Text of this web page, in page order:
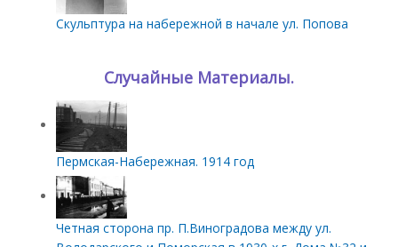
Скульптура на набережной в начале ул. Попова
Случайные Материалы.
Пермская-Набережная. 1914 год
Четная сторона пр. П.Виноградова между ул.